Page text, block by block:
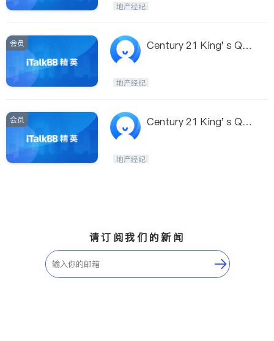
地产经纪
会员
Century 21 King' s Qua
地产经纪
会员
Century 21 King' s Qua
地产经纪
请订阅我们的新闻